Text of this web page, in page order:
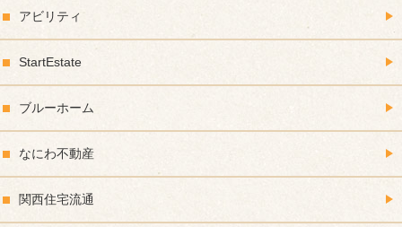
アビリティ
StartEstate
ブルーホーム
なにわ不動産
関西住宅流通